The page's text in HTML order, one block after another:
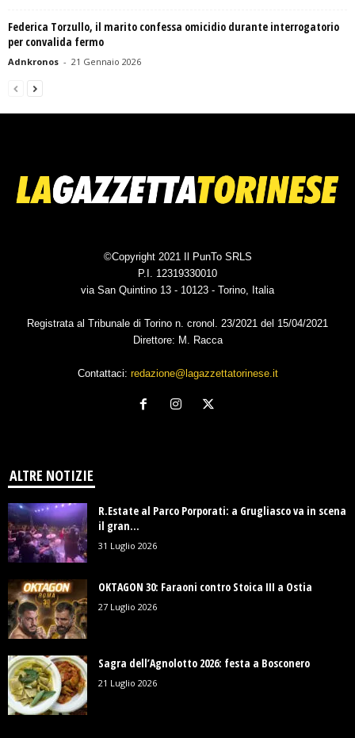
Federica Torzullo, il marito confessa omicidio durante interrogatorio
per convalida fermo
Adnkronos - 21 Gennaio 2026
©Copyright 2021 Il PunTo SRLS
P.I. 12319330010
via San Quintino 13 - 10123 - Torino, Italia
Registrata al Tribunale di Torino n. cronol. 23/2021 del 15/04/2021
Direttore: M. Racca
Contattaci: redazione@lagazzettatorinese.it
ALTRE NOTIZIE
R.Estate al Parco Porporati: a Grugliasco va in scena
il gran...
31 Luglio 2026
OKTAGON 30: Faraoni contro Stoica III a Ostia
27 Luglio 2026
Sagra dell’Agnolotto 2026: festa a Bosconero
21 Luglio 2026